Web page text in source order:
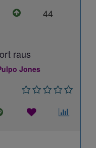
44
raus
Jones